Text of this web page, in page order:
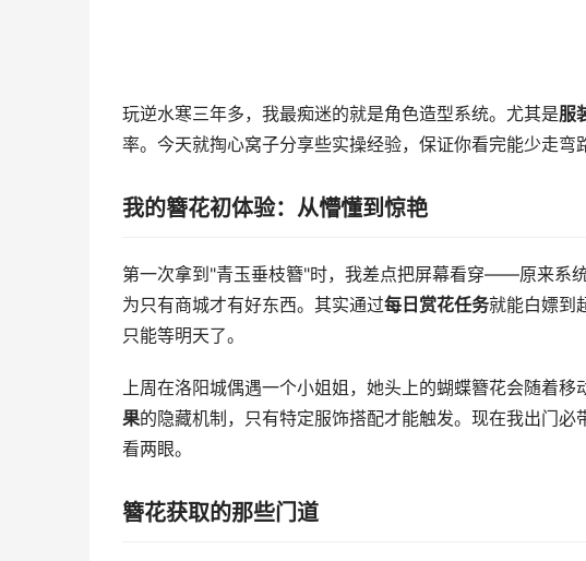
玩逆水寒三年多，我最痴迷的就是角色造型系统。尤其是服
率。今天就掏心窝子分享些实操经验，保证你看完能少走弯
我的簪花初体验：从懵懂到惊艳
第一次拿到"青玉垂枝簪"时，我差点把屏幕看穿——原来系
为只有商城才有好东西。其实通过每日赏花任务就能白嫖到
只能等明天了。
上周在洛阳城偶遇一个小姐姐，她头上的蝴蝶簪花会随着
果的隐藏机制，只有特定服饰搭配才能触发。现在我出门
看两眼。
簪花获取的那些门道